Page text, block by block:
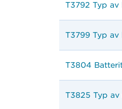
T3792 Typ
T3799 Typ
T3804
T3825 Typ